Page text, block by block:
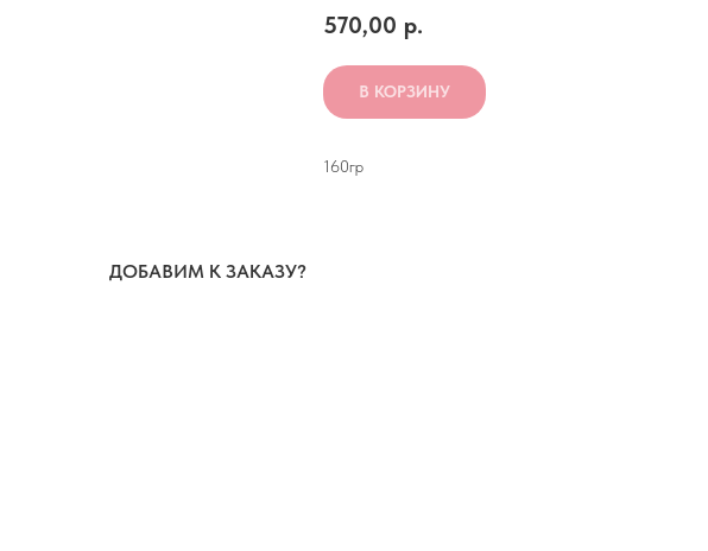
570,00 р.
В КОРЗИНУ
160гр
ДОБАВИМ К ЗАКАЗУ?